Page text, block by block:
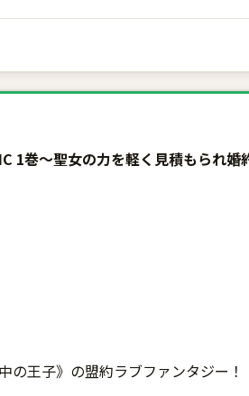
1巻〜聖女の力を軽く見積もられ
王子》の盟約ラブファンタジー！